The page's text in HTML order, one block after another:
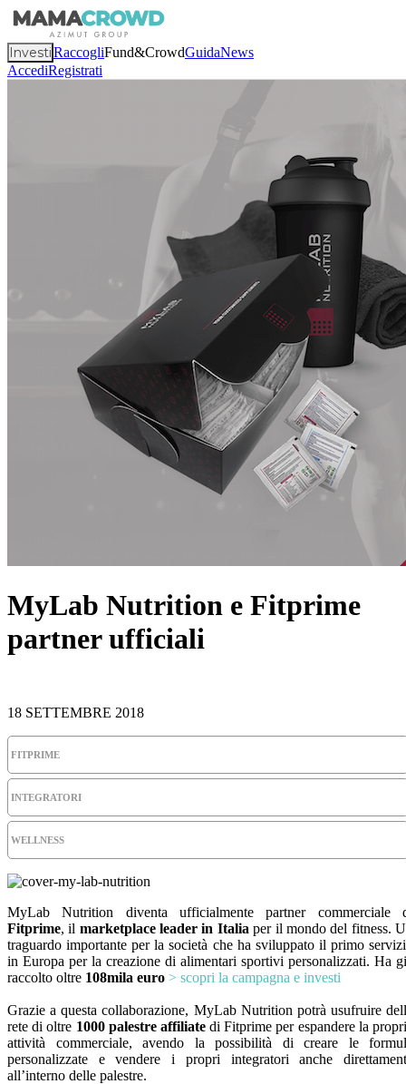
InvestiRaccogliFund&CrowdGuidaNews
AccediRegistrati
MyLab Nutrition e Fitprime
partner ufficiali
18 SETTEMBRE 2018
FITPRIME
INTEGRATORI
WELLNESS
MyLab Nutrition diventa ufficialmente partner commerciale
Fitprime, il marketplace leader in Italia per il mondo del fitness.
traguardo importante per la società che ha sviluppato il primo
in Europa per la creazione di alimentari sportivi personalizzati. Ha
raccolto oltre 108mila euro > scopri la campagna e investi
Grazie a questa collaborazione, MyLab Nutrition potrà usufruire
rete di oltre 1000 palestre affiliatedi Fitprime per espandere la
attività commerciale, avendo la possibilità di creare le
personalizzate e vendere i propri integratori anche
all’interno delle palestre.